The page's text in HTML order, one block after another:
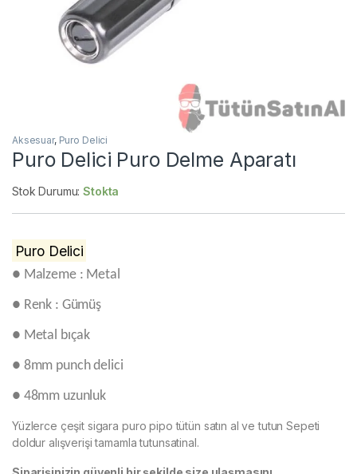
Aksesuar, Puro Delici
Puro Delici Puro Delme Aparatı
Stok Durumu:Stokta
Puro Delici
● Malzeme : Metal
● Renk : Gümüş
● Metal bıçak
● 8mm punch delici
● 48mm uzunluk
Yüzlerce çeşit sigara puro pipo tütün satın al ve tutun Sepeti
doldur alışverişi tamamla tutunsatinal.